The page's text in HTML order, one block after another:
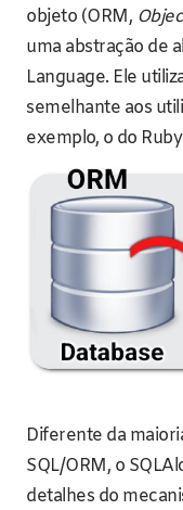
objeto (ORM,
uma abstração de
Language. Ele
semelhante aos
exemplo, o do
Diferente da
SQL/ORM, o
detalhes do